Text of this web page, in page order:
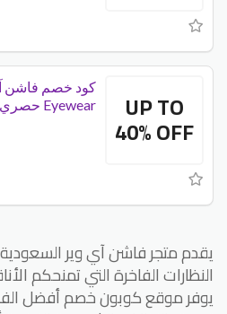
UP TO
40% OFF
Eyewear حصري 2026
يقدم متجر فاشن آي وير
النظارات الفاخرة التي تمنحكم
يوفر موقع كوبون خصم أفضل